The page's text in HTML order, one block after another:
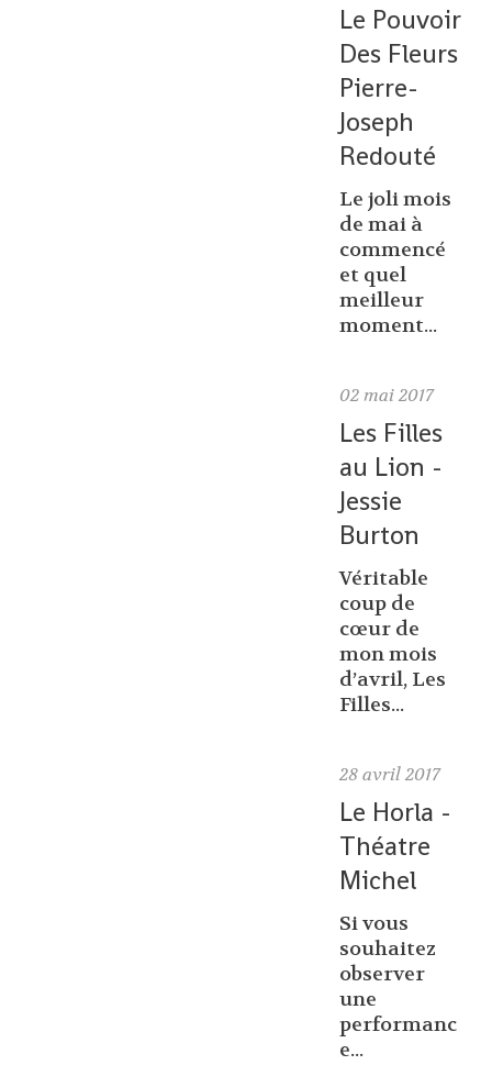
Le Pouvoir
Des Fleurs
Pierre-
Joseph
Redouté
Le joli mois
de mai à
commencé
et quel
meilleur
moment...
02 mai 2017
Les Filles
au Lion -
Jessie
Burton
Véritable
coup de
cœur de
mon mois
d’avril, Les
Filles...
28 avril 2017
Le Horla -
Théatre
Michel
Si vous
souhaitez
observer
une
performanc
e...